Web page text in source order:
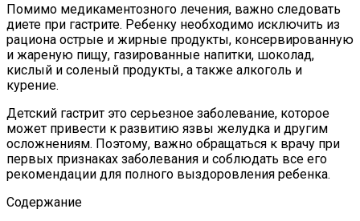
Помимо медикаментозного лечения, важно следовать
диете при гастрите. Ребенку необходимо исключить из
рациона острые и жирные продукты, консервированную
и жареную пищу, газированные напитки, шоколад,
кислый и соленый продукты, а также алкоголь и
курение.
Детский гастрит это серьезное заболевание, которое
может привести к развитию язвы желудка и другим
осложнениям. Поэтому, важно обращаться к врачу при
первых признаках заболевания и соблюдать все его
рекомендации для полного выздоровления ребенка.
Содержание